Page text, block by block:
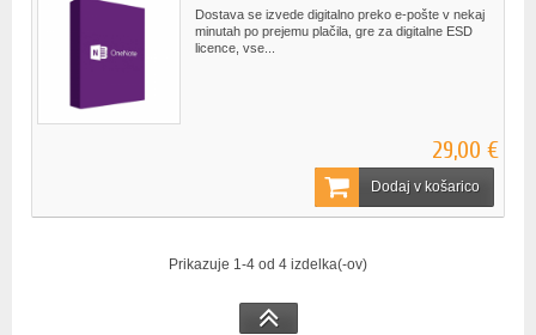
Dostava se izvede digitalno preko e-pošte v nekaj
minutah po prejemu plačila, gre za digitalne ESD
licence, vse...
29,00 €
Dodaj v košarico
Prikazuje 1-4 od 4 izdelka(-ov)